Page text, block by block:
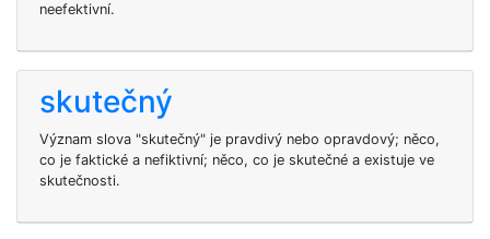
neefektivní.
skutečný
Význam slova "skutečný" je pravdivý nebo opravdový; něco,
co je faktické a nefiktivní; něco, co je skutečné a existuje ve
skutečnosti.